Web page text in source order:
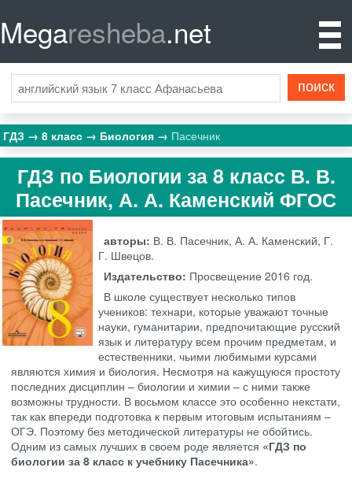
Megaresheba.net
ГДЗ 8 класс Биология Пасечник
ГДЗ по Биологии за 8 класс В. В.
Пасечник, А. А. Каменский ФГОС
авторы: В. В. Пасечник, А. А. Каменский, Г.
Г. Швецов.
Издательство: Просвещение 2016 год.
В школе существует несколько типов
учеников: технари, которые уважают точные
науки, гуманитарии, предпочитающие русский
язык и литературу всем прочим предметам, и
естественники, чьими любимыми курсами
являются химия и биология. Несмотря на кажущуюся простоту
последних дисциплин – биологии и химии – с ними также
возможны трудности. В восьмом классе это особенно некстати,
так как впереди подготовка к первым итоговым испытаниям –
ОГЭ. Поэтому без методической литературы не обойтись.
Одним из самых лучших в своем роде является «ГДЗ по
биологии за 8 класс к учебнику Пасечника».